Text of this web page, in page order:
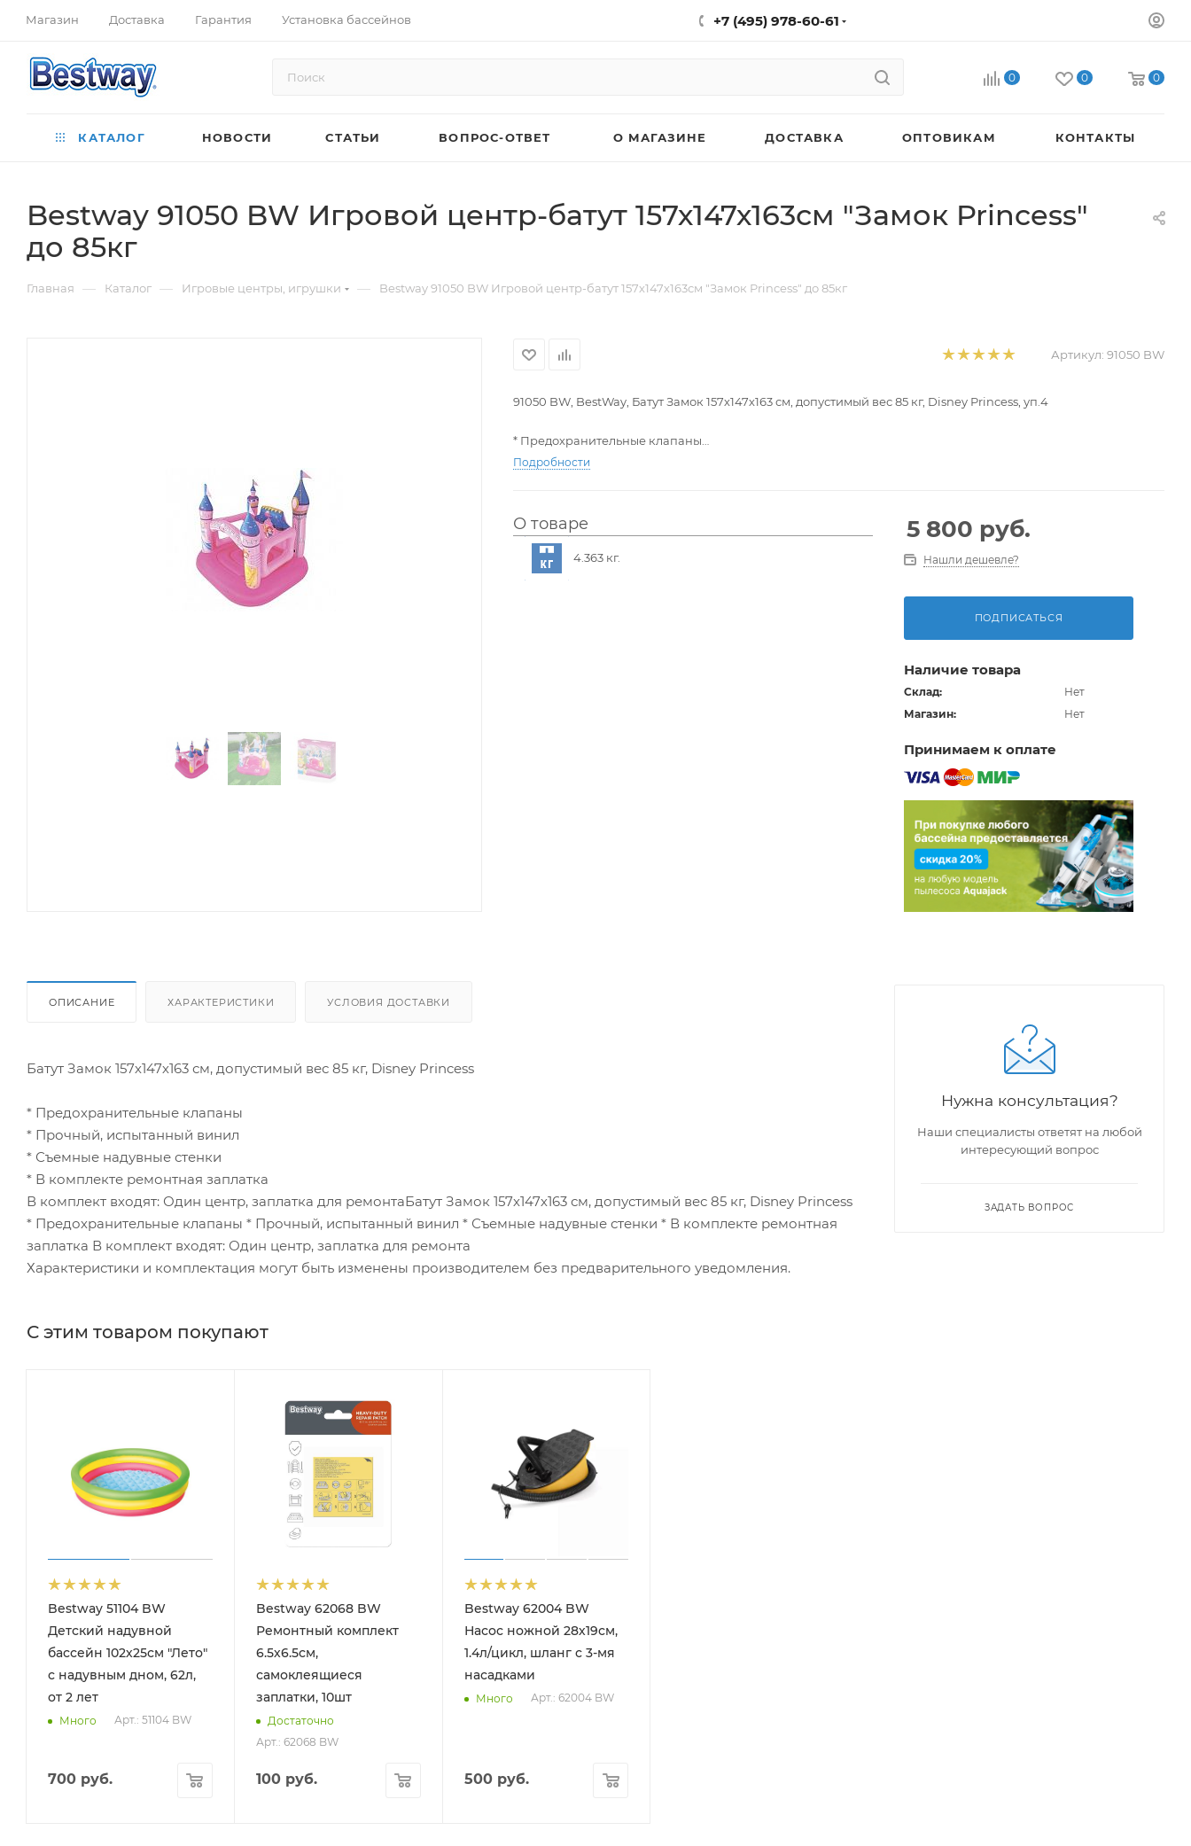
Магазин Доставка Гарантия Установка бассейнов +7 (495) 978-60-61
0 0 0
КАТАЛОГ НОВОСТИ СТАТЬИ ВОПРОС-ОТВЕТ О МАГАЗИНЕ ДОСТАВКА ОПТОВИКАМ КОНТАКТЫ
Bestway 91050 BW Игровой центр-батут 157х147х163см "Замок Princess"
до 85кг
Главная — Каталог — Игровые центры, игрушки — Bestway 91050 BW Игровой центр-батут 157х147х163см "Замок Princess" до 85кг
Артикул: 91050 BW
91050 BW, BestWay, Батут Замок 157х147х163 см, допустимый вес 85 кг, Disney Princess, уп.4
* Предохранительные клапаны
* Прочный, испытанный винил
В комплект входят: Один центр, заплатка для ремонта
Подробности
О товаре
4.363 кг.
5 800 руб.
Нашли дешевле?
ПОДПИСАТЬСЯ
Наличие товара
Склад:
Нет
Магазин:
Нет
Принимаем к оплате
ОПИСАНИЕ ХАРАКТЕРИСТИКИ УСЛОВИЯ ДОСТАВКИ
Батут Замок 157х147х163 см, допустимый вес 85 кг, Disney Princess
* Предохранительные клапаны
* Прочный, испытанный винил
* Съемные надувные стенки
* В комплекте ремонтная заплатка
В комплект входят: Один центр, заплатка для ремонтаБатут Замок 157х147х163 см, допустимый вес 85 кг, Disney Princess
* Предохранительные клапаны * Прочный, испытанный винил * Съемные надувные стенки * В комплекте ремонтная
заплатка В комплект входят: Один центр, заплатка для ремонта
Характеристики и комплектация могут быть изменены производителем без предварительного уведомления.
С этим товаром покупают
Bestway 51104 BW
Детский надувной
бассейн 102х25см "Лето"
с надувным дном, 62л,
от 2 лет
Много Арт.: 51104 BW
700 руб.
Bestway 62068 BW
Ремонтный комплект
6.5х6.5см,
самоклеящиеся
заплатки, 10шт
Достаточно
Арт.: 62068 BW
100руб.
Bestway 62004 BW
Насос ножной 28х19см,
1.4л/цикл, шланг с 3-мя
насадками
Много Арт.: 62004 BW
500руб.
Нужна консультация?
Наши специалисты ответят на любой
интересующий вопрос
ЗАДАТЬ ВОПРОС